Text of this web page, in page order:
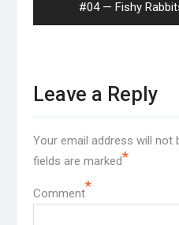
#04 — Fishy
Leave a Reply
Your email address will not
fields are marked*
Comment*